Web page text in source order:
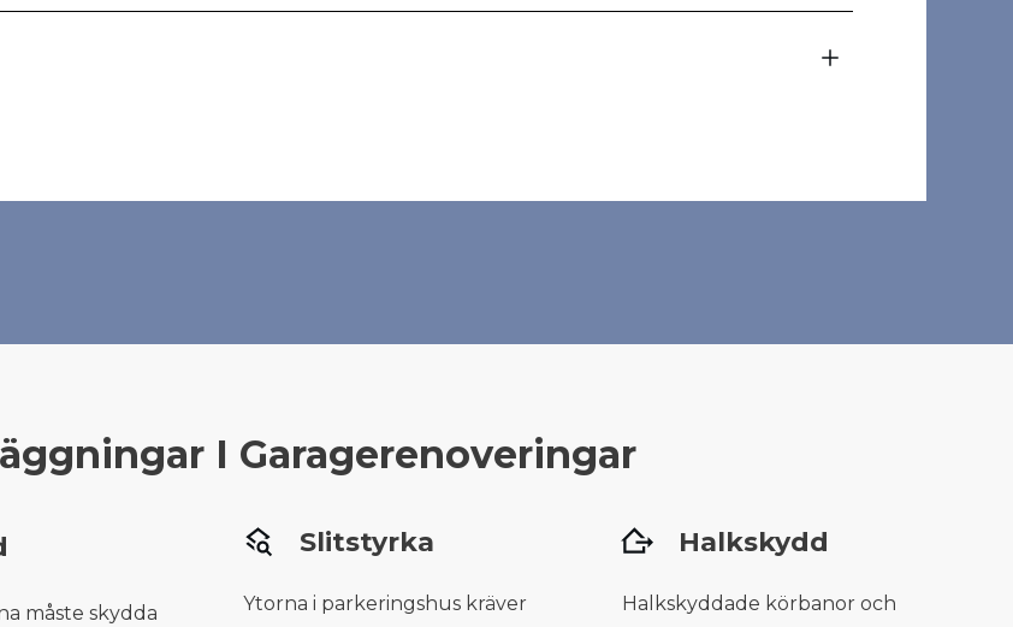
I Garagerenoveringar
måste skydda
Slitstyrka
Ytorna i parkeringshus kräver
Halkskydd
Halkskyddade körbanor och